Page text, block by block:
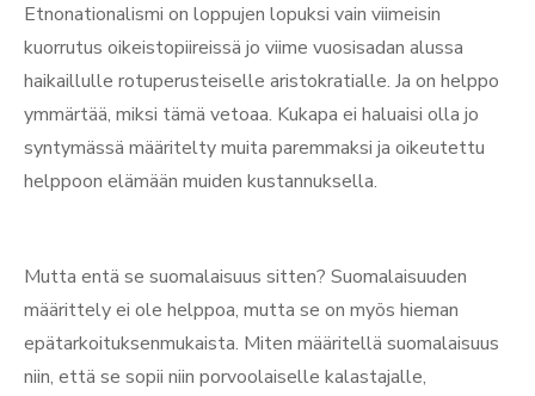
Etnonationalismi on loppujen lopuksi vain viimeisin
kuorrutus oikeistopiireissä jo viime vuosisadan alussa
haikaillulle rotuperusteiselle aristokratialle. Ja on helppo
ymmärtää, miksi tämä vetoaa. Kukapa ei haluaisi olla jo
syntymässä määritelty muita paremmaksi ja oikeutettu
helppoon elämään muiden kustannuksella.
Mutta entä se suomalaisuus sitten? Suomalaisuuden
määrittely ei ole helppoa, mutta se on myös hieman
epätarkoituksenmukaista. Miten määritellä suomalaisuus
niin, että se sopii niin porvoolaiselle kalastajalle,